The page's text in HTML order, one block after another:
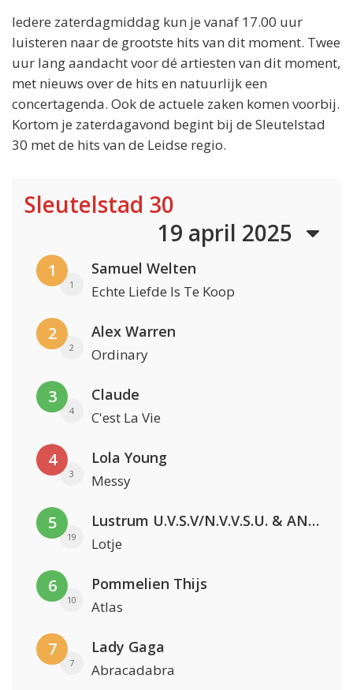
Iedere zaterdagmiddag kun je vanaf 17.00 uur
luisteren naar de grootste hits van dit moment. Twee
uur lang aandacht voor dé artiesten van dit moment,
met nieuws over de hits en natuurlijk een
concertagenda. Ook de actuele zaken komen voorbij.
Kortom je zaterdagavond begint bij de Sleutelstad
30 met de hits van de Leidse regio.
Sleutelstad 30
19 april 2025
1
1
Samuel Welten
Echte Liefde Is Te Koop
2
2
Alex Warren
Ordinary
3
4
Claude
C'est La Vie
4
3
Lola Young
Messy
5
19
Lustrum U.V.S.V/N.V.V.S.U. & ANNO ONS & Jopke van Dobbenburgh & Roeland Beelen
Lotje
6
10
Pommelien Thijs
Atlas
7
7
Lady Gaga
Abracadabra